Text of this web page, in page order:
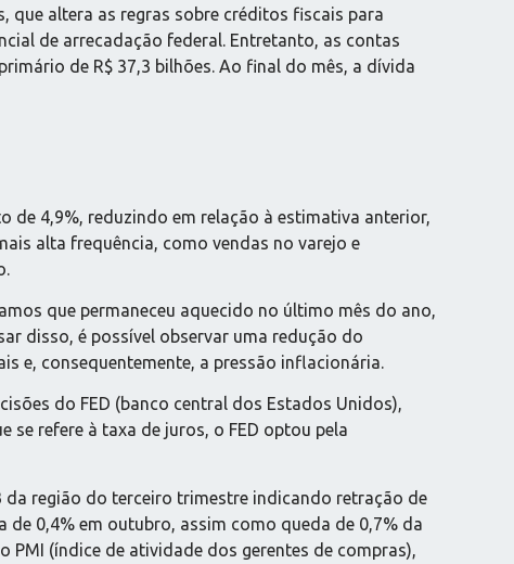
que altera as regras sobre créditos fiscais para
de arrecadação federal. Entretanto, as contas
de R$ 37,3 bilhões. Ao final do mês, a dívida
de 4,9%, reduzindo em relação à estimativa anterior,
alta frequência, como vendas no varejo e
que permaneceu aquecido no último mês do ano,
disso, é possível observar uma redução do
e, consequentemente, a pressão inflacionária.
do FED (banco central dos Estados Unidos),
se refere à taxa de juros, o FED optou pela
da região do terceiro trimestre indicando retração de
0,4% em outubro, assim como queda de 0,7% da
(índice de atividade dos gerentes de compras),